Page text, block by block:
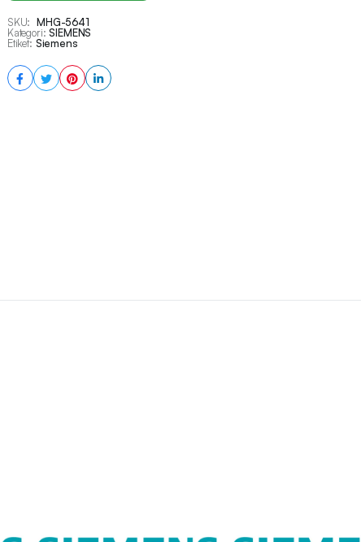
SKU: MHG-5641
Kategori: SIEMENS
Etiket: Siemens